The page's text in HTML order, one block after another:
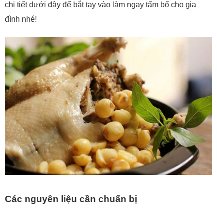
chi tiết dưới đây để bắt tay vào làm ngay tẩm bổ cho gia
đình nhé!
Các nguyên liệu cần chuẩn bị